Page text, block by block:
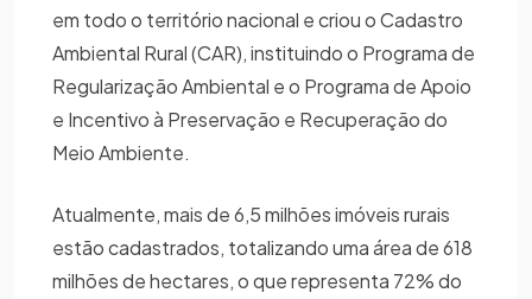
em todo o território nacional e criou o Cadastro
Ambiental Rural (CAR), instituindo o Programa de
Regularização Ambiental e o Programa de Apoio
e Incentivo à Preservação e Recuperação do
Meio Ambiente.
Atualmente, mais de 6,5 milhões imóveis rurais
estão cadastrados, totalizando uma área de 618
milhões de hectares, o que representa 72% do